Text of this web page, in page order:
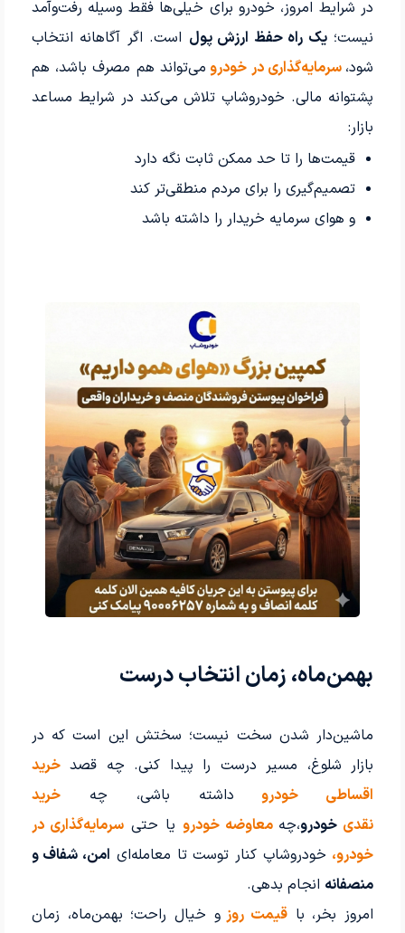
در شرایط امروز، خودرو برای خیلی‌ها فقط وسیله رفت‌وآمد
نیست؛یک راه حفظ ارزش پول است. اگر آگاهانه انتخاب
شود، سرمایه‌گذاری در خودرو می‌تواند هم مصرف باشد، هم
پشتوانه مالی. خودروشاپ تلاش می‌کند در شرایط مساعد
بازار:
قیمت‌ها را تا حد ممکن ثابت نگه دارد
تصمیم‌گیری را برای مردم منطقی‌تر کند
و هوای سرمایه خریدار را داشته باشد
بهمن‌ماه، زمان انتخاب درست
ماشین‌دار شدن سخت نیست؛ سختش این است که در
بازار شلوغ، مسیر درست را پیدا کنی. چه قصدخرید
اقساطی خودرو
داشته باشی، چهخرید
نقدی خودرو،چه معاوضه خودرویا حتیسرمایه‌گذاری در
خودرو، خودروشاپ کنار توست تا معامله‌ای امن، شفاف و
منصفانه انجام بدهی.
امروز بخر، با قیمت روزو خیال راحت؛ بهمن‌ماه، زمان